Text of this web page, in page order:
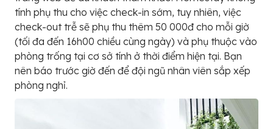
tính phụ thu cho việc check-in sớm, tuy nhiên, việc
check-out trễ sẽ phụ thu thêm 50 000đ cho mỗi giờ
(tối đa đến 16h00 chiều cùng ngày) và phụ thuộc vào
phòng trống tại cơ sở tính ở thời điểm hiện tại. Bạn
nên báo trước giờ đến để đội ngũ nhân viên sắp xếp
phòng nghỉ.